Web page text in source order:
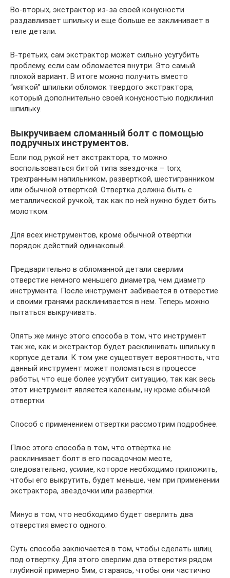
Во-вторых, экстрактор из-за своей конусности
раздавливает шпильку и еще больше ее заклинивает в
теле детали.
В-третьих, сам экстрактор может сильно усугубить
проблему, если сам обломается внутри. Это самый
плохой вариант. В итоге можно получить вместо
“мягкой” шпильки обломок твердого экстрактора,
который дополнительно своей конусностью подклинил
шпильку.
Выкручиваем сломанный болт с помощью
подручных инструментов.
Если под рукой нет экстрактора, то можно
воспользоваться битой типа звездочка – torx,
трехгранным напильником, разверткой, шестигранником
или обычной отверткой. Отвертка должна быть с
металлической ручкой, так как по ней нужно будет бить
молотком.
Для всех инструментов, кроме обычной отвёртки
порядок действий одинаковый.
Предварительно в обломанной детали сверлим
отверстие немного меньшего диаметра, чем диаметр
инструмента. После инструмент забивается в отверстие
и своими гранями расклинивается в нем. Теперь можно
пытаться выкручивать.
Опять же минус этого способа в том, что инструмент
так же, как и экстрактор будет расклинивать шпильку в
корпусе детали. К том уже существует вероятность, что
данный инструмент может поломаться в процессе
работы, что еще более усугубит ситуацию, так как весь
этот инструмент является каленым, ну кроме обычной
отвертки.
Способ с применением отвертки рассмотрим подробнее.
Плюс этого способа в том, что отвёртка не
расклинивает болт в его посадочном месте,
следовательно, усилие, которое необходимо приложить,
чтобы его выкрутить, будет меньше, чем при применении
экстрактора, звездочки или развертки.
Минус в том, что необходимо будет сверлить два
отверстия вместо одного.
Суть способа заключается в том, чтобы сделать шлиц
под отвертку. Для этого сверлим два отверстия рядом
глубиной примерно 5мм, стараясь, чтобы они частично